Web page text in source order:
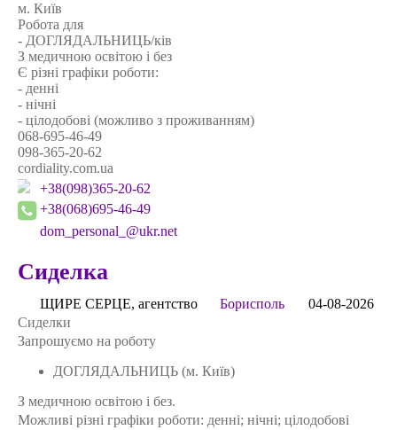
м. Київ
Робота для
- ДОГЛЯДАЛЬНИЦЬ/ків
З медичною освітою і без
Є різні графіки роботи:
- денні
- нічні
- цілодобові (можливо з проживанням)
068-695-46-49
098-365-20-62
cordiality.com.ua
+38(098)365-20-62
+38(068)695-46-49
dom_personal_@ukr.net
Сиделка
ЩИРЕ СЕРЦЕ, агентство Борисполь
04-08-2026
Сиделки
Запрошуємо на роботу
ДОГЛЯДАЛЬНИЦЬ (м. Київ)
З медичною освітою і без.
Можливі різні графіки роботи: денні; нічні; цілодобові